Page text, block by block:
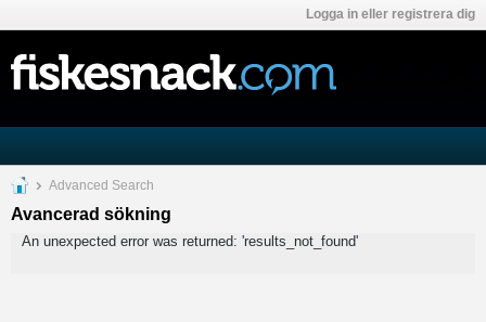
Logga in eller registrera dig
Advanced Search
Avancerad sökning
An unexpected error was returned: 'results_not_found'